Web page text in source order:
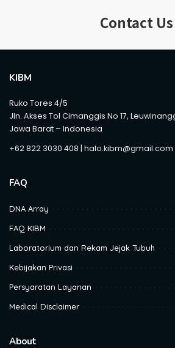
Contact Us
KIBM
Ruko Tores 4/5
Jln. Akses Tol Cimanggis No 17,
Jawa Barat – Indonesia
+62 822 3030 408 | halo.kibm@gmail.com
FAQ
DNA Array
FAQ KIBM
Laboratorium dan Rekam Jejak Tubuh
Kebijakan Privasi
Persyaratan Layanan
Medical Disclaimer
About